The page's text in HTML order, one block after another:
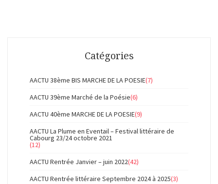
Catégories
AACTU 38ème BIS MARCHE DE LA POESIE(7)
AACTU 39ème Marché de la Poésie(6)
AACTU 40ème MARCHE DE LA POESIE(9)
AACTU La Plume en Eventail – Festival littéraire de
Cabourg 23/24 octobre 2021
(12)
AACTU Rentrée Janvier – juin 2022(42)
AACTU Rentrée littéraire Septembre 2024 à 2025(3)